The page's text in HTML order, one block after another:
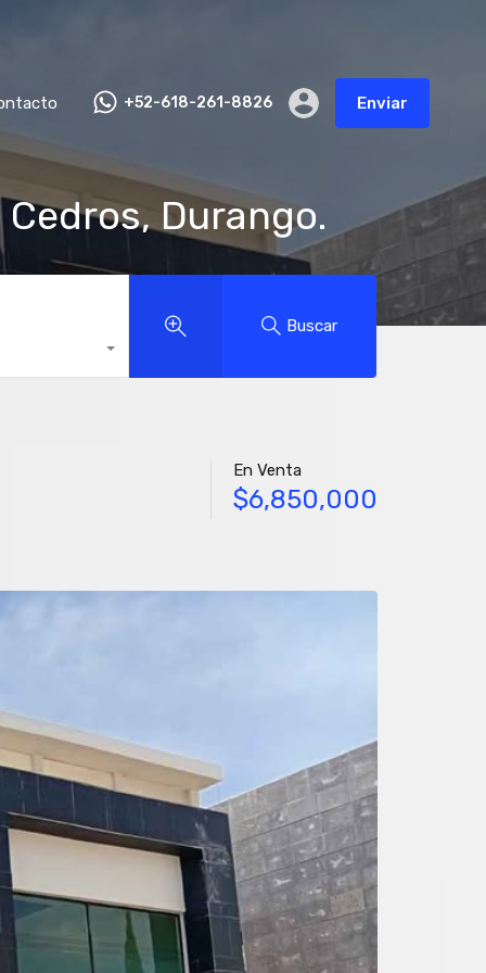
+52-618-261-8826 Enviar
Durango.
Buscar
En Venta
$6,850,000